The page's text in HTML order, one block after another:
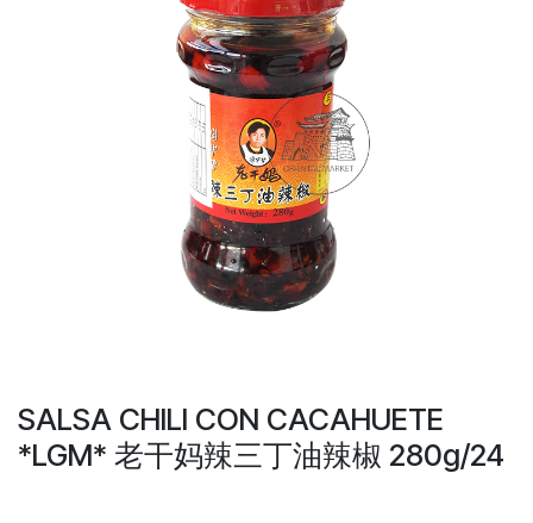
SALSA CHILI CON CACAHUETE
*LGM* 老干妈辣三丁油辣椒 280g/24